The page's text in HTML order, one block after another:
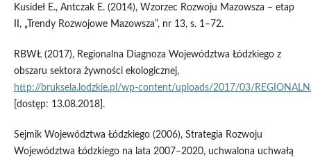
Kusideł E., Antczak E. (2014), Wzorzec Rozwoju Mazowsza – etap
II, „Trendy Rozwojowe Mazowsza”, nr 13, s. 1–72.
RBWŁ (2017), Regionalna Diagnoza Województwa Łódzkiego z
obszaru sektora żywności ekologicznej,
http://bruksela.lodzkie.pl/wp‑content/uploads/2017/03/
[dostęp: 13.08.2018].
Sejmik Województwa Łódzkiego (2006), Strategia Rozwoju
Województwa Łódzkiego na lata 2007–2020, uchwalona uchwałą